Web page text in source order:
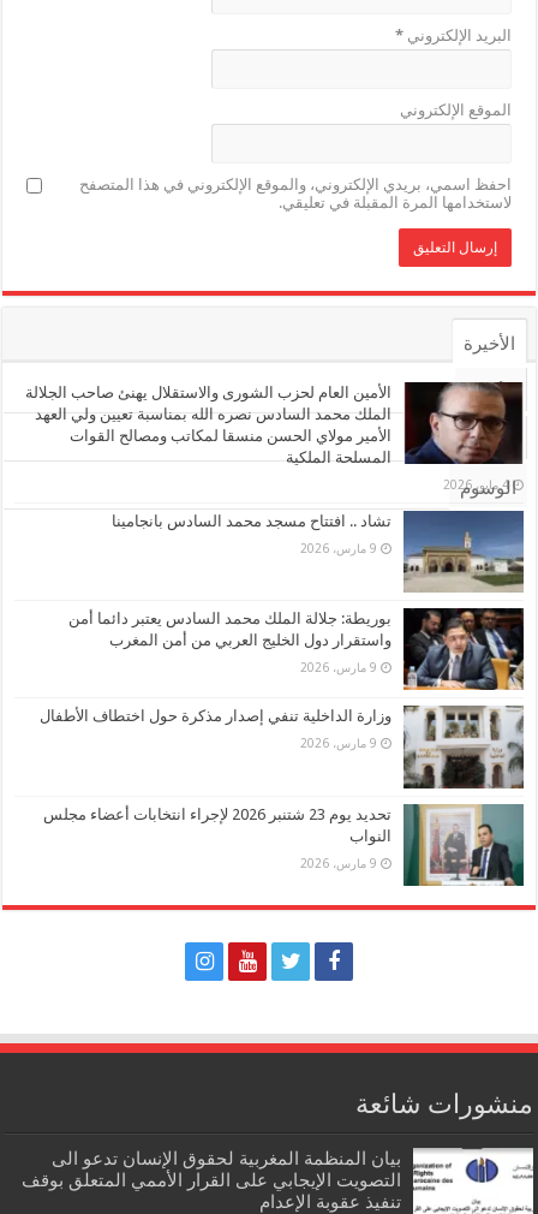
البريد الإلكتروني*
الموقع الإلكتروني
احفظ اسمي، بريدي الإلكتروني، والموقع الإلكتروني في هذا المتصفح
لاستخدامها المرة المقبلة في تعليقي.
الأخيرة
الأشهر
تعليقات
الوسوم
الأمين العام لحزب الشورى والاستقلال يهنئ صاحب الجلالة
الملك محمد السادس نصره الله بمناسبة تعيين ولي العهد
الأمير مولاي الحسن منسقا لمكاتب ومصالح القوات
المسلحة الملكية
4 مايو، 2026
تشاد .. افتتاح مسجد محمد السادس بانجامينا
9 مارس، 2026
بوريطة: جلالة الملك محمد السادس يعتبر دائما أمن
واستقرار دول الخليج العربي من أمن المغرب
9 مارس، 2026
وزارة الداخلية تنفي إصدار مذكرة حول اختطاف الأطفال
9 مارس، 2026
تحديد يوم 23 شتنبر 2026 لإجراء انتخابات أعضاء مجلس
النواب
9 مارس، 2026
منشورات شائعة
بيان المنظمة المغربية لحقوق الإنسان تدعو الى
التصويت الإيجابي على القرار الأممي المتعلق بوقف
تنفيذ عقوبة الإعدام